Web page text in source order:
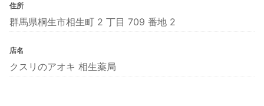
住所
群馬県桐生市相生町 2 丁目 709 番地 2
店名
クスリのアオキ 相生薬局